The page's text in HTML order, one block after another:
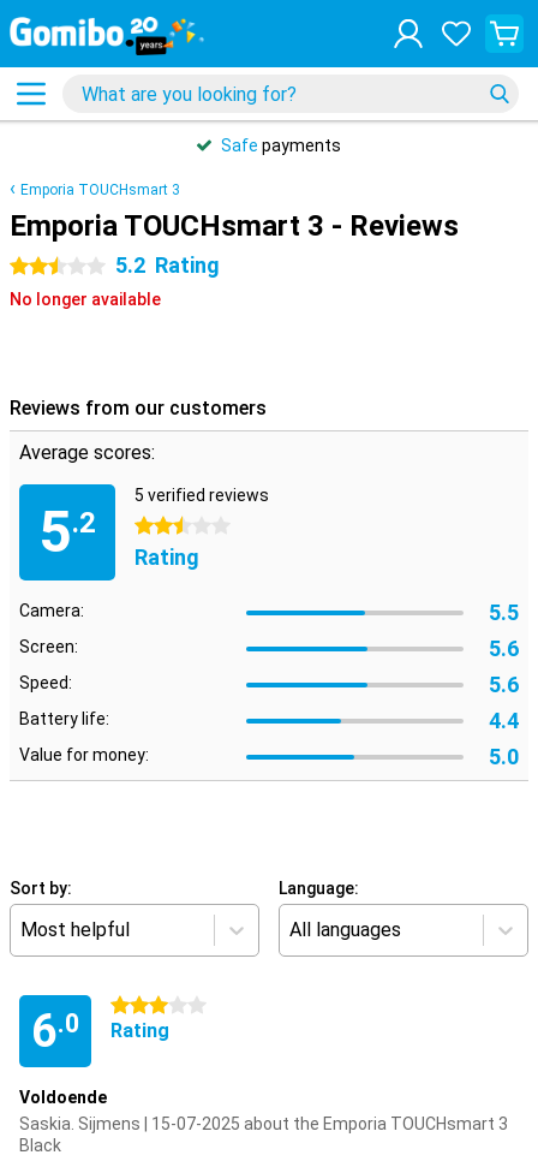
Safe payments
Emporia TOUCHsmart 3
Emporia TOUCHsmart 3 - Reviews
2.5 stars 5.2 Rating
No longer available
Reviews from our customers
Average scores:
5.2
5 verified reviews
2.5 stars
Rating
Camera: 5.5
Screen: 5.6
Speed: 5.6
Battery life: 4.4
Value for money: 5.0
Sort by:
Most helpful
Language:
All languages
6.0
3 stars
Rating
Voldoende
Saskia. Sijmens | 15-07-2025 about the Emporia TOUCHsmart 3
Black